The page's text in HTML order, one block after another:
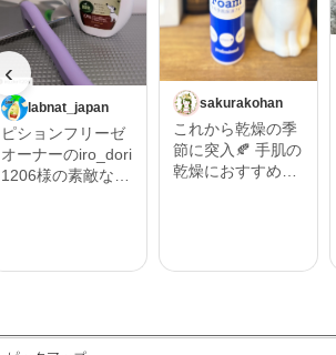
labnat_japan
ピションフリーゼ
オーナーのiro_dori
1206様の素敵な投
最近のお買い物⁡ ⁡🆕
sakurakohan
これから乾燥の季
節に突入🍂 手肌の
乾燥におすすめし
湿を与えるムース
と違って、泡のム
‹